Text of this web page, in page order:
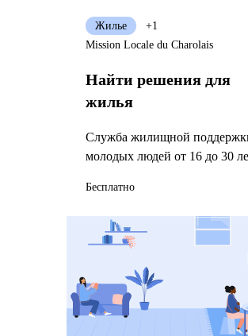
Найти решения для
жилья
Служба жилищной
молодых людей от 16 до 30
Жилье
+1
Mission Locale du Charolais
Бесплатно